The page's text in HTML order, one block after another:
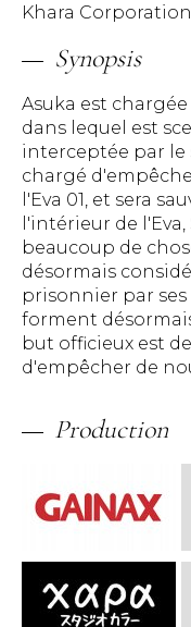
Khara Corporation
Synopsis
Asuka est
dans lequel est
interceptée par le
chargé
l'Eva 01, et sera
l'intérieur de
beaucoup de
désormais
prisonnier par ses
forment
but officieux est
d'empêcher de
Production